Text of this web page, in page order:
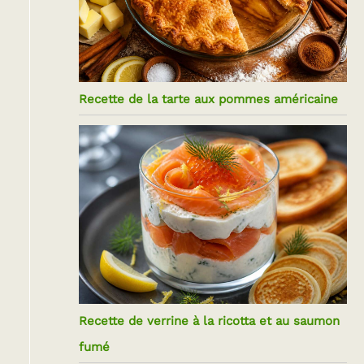
Recette de la tarte aux pommes américaine
Recette de verrine à la ricotta et au saumon
fumé